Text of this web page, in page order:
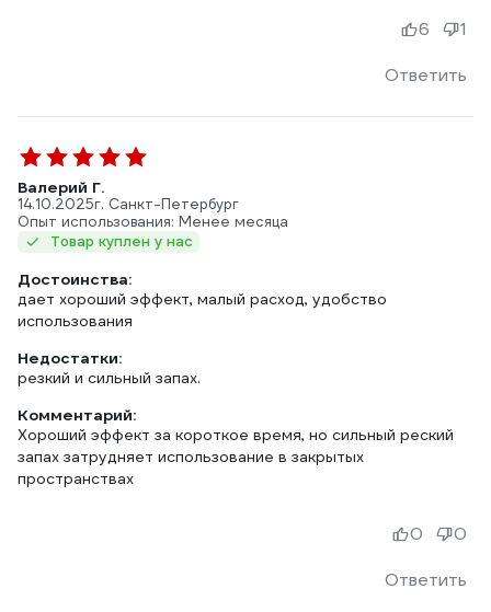
Ответить
6 1
Валерий Г.
14.10.2025г. Санкт-Петербург
Опыт использования: Менее месяца
Товар куплен у нас
Достоинства:
дает хороший эффект, малый расход, удобство
использования
Недостатки:
резкий и сильный запах.
Комментарий:
Хороший эффект за короткое время, но сильный реский
запах затрудняет использование в закрытых
пространствах
Ответить
0 0